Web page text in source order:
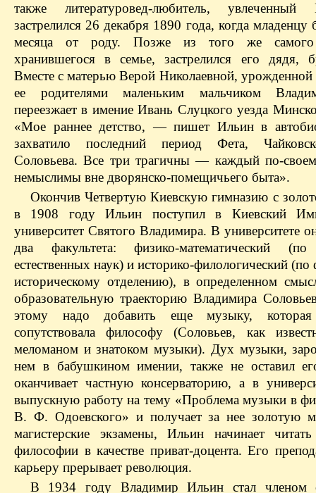
также литературовед-любитель, увлеченный
застрелился 26 декабря 1890 года, когда
месяца от роду. Позже из того же самого
хранившегося в семье, застрелился его дядя,
Вместе с матерью Верой Николаевной,
ее родителями маленьким мальчиком
переезжает в имение Ивань Слуцкого уезда
«Мое раннее детство, — пишет Ильин в
захватило последний период Фета,
Соловьева. Все три трагичны — каждый по-
немыслимы вне дворянско-помещичьего быта».
Окончив Четвертую Киевскую гимназию с
в 1908 году Ильин поступил в Киевский
университет Святого Владимира. В университете
два факультета: физико-математический (по
естественных наук) и историко-филологический
историческому отделению), в определенном
образовательную траекторию Владимира
этому надо добавить еще музыку, которая
сопутствовала философу (Соловьев, как
меломаном и знатоком музыки). Дух музыки,
нем в бабушкином имении, также не оставил
оканчивает частную консерваторию, а в
выпускную работу на тему «Проблема музыки в
В. Ф. Одоевского» и получает за нее золотую
магистерские экзамены, Ильин начинает
философии в качестве приват-доцента. Его
карьеру прерывает революция.
В 1934 году Владимир Ильин стал членом